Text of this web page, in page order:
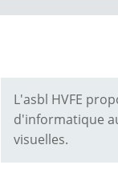
L'asbl HVFE
d'informatique
visuelles.